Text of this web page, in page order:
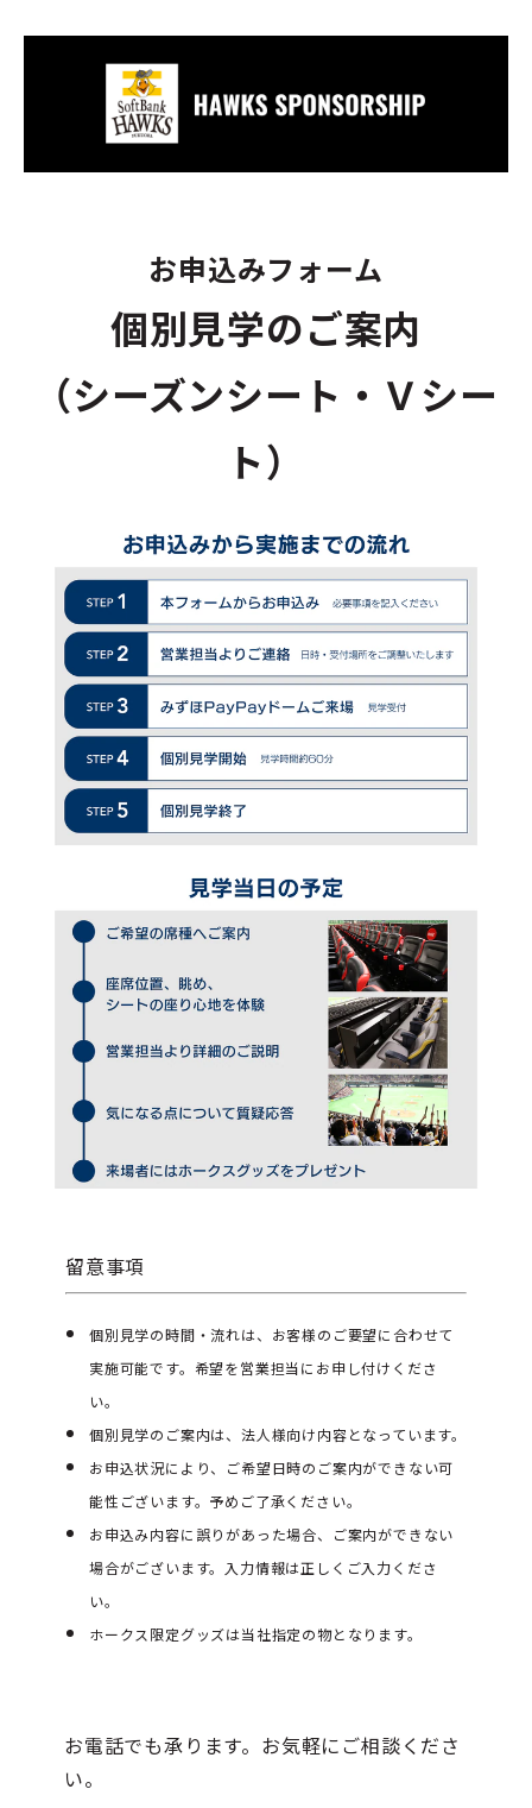
お申込みフォーム
個別見学のご案内
（シーズンシート・Ｖシー
ト）
留意事項
個別見学の時間・流れは、お客様のご要望に合わせて
実施可能です。希望を営業担当にお申し付けくださ
い。
個別見学のご案内は、法人様向け内容となっています。
お申込状況により、ご希望日時のご案内ができない可
能性ございます。予めご了承ください。
お申込み内容に誤りがあった場合、ご案内ができない
場合がございます。入力情報は正しくご入力くださ
い。
ホークス限定グッズは当社指定の物となります。
お電話でも承ります。お気軽にご相談くださ
い。